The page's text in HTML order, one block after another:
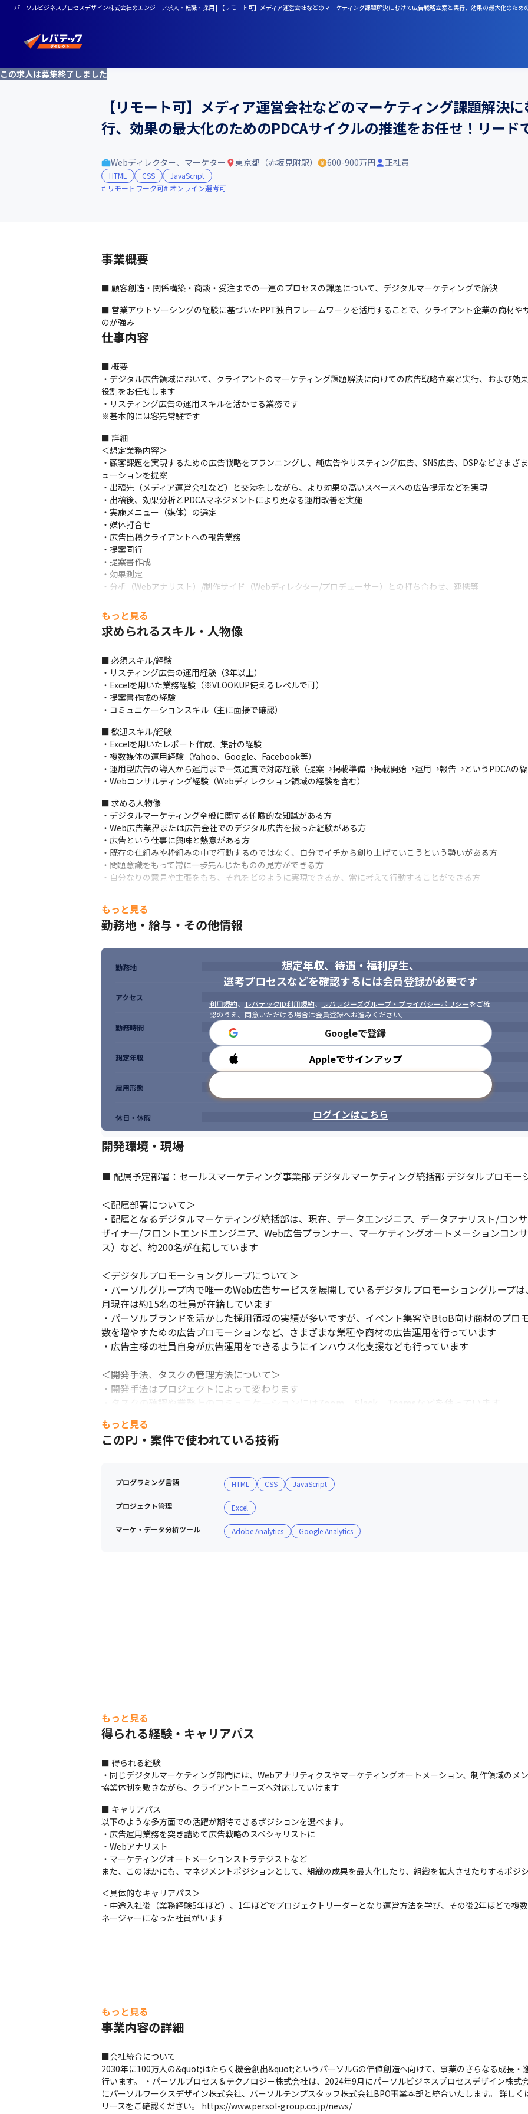
パーソルビジネスプロセスデザイン株式会社のエンジニア求人・転職・採用 | 【リモート可】メディア運営会社などのマーケティング課題解決にむけて広告戦略立案と実行、効果の最大化のた
この求人は募集終了しました
【リモート可】メディア運営会社などのマーケティング課題解決
行、効果の最大化のためのPDCAサイクルの推進をお任せ！リード
Webディレクター、マーケター 東京都（赤坂見附駅） 600-900万円 正社員
HTML CSS
JavaScript
リモートワーク可
オンライン選考可
事業概要
■ 顧客創造・関係構築・商談・受注までの一連のプロセスの課題について、デジタルマーケティングで解決
■ 営業アウトソーシングの経験に基づいたPPT独自フレームワークを活用することで、クライアント企業の商材や
のが強み
仕事内容
■ 概要
・デジタル広告領域において、クライアントのマーケティング課題解決に向けての広告戦略立案と実行、および効
役割をお任せします
・リスティング広告の運用スキルを活かせる業務です
※基本的には客先常駐です
■ 詳細
＜想定業務内容＞
・顧客課題を実現するための広告戦略をプランニングし、純広告やリスティング広告、SNS広告、DSPなどさまざ
ューションを提案
・出稿先（メディア運営会社など）と交渉をしながら、より効果の高いスペースへの広告提示などを実現
・出稿後、効果分析とPDCAマネジメントにより更なる運用改善を実施
・実施メニュー（媒体）の選定
・媒体打合せ
・広告出稿クライアントへの報告業務
・提案同行
・提案書作成
・効果測定
・分析（Webアナリスト）/制作サイド（Webディレクター/プロデューサー）との打ち合わせ、連携等
ただし、ご入社後の実際業務では、フロントでの顧客折衝をお願いする案件、オペレーション作業をお願いする案
全工程をすべて担当いただくというケースはありません。
＜詳細イメージ＞
受注前
・提案内容作成（広告実施内容のプランニング、シミュレーション作成）
・提案訪問時に営業と同行し、受注のためのサポート
受注後
・広告掲載する内容の準備（タグ発行、スケジュール決め、入稿内容作成）
・入稿作業実施
広告掲載開始後
・予算内で広告効果を最大化するための運用（入札調整、改善提案、提案内容の実装）
・広告を実施した結果をクライアントへ報告
・改善施策の提案
＜顧客層＞
・グループ内全社（BtoC事業、BtoB事業問わず）
・グループ内で既にお取引のあるお客様（業種問わず、人事や総務、経営企画等）
・ITを中心としたBtoB企業のリード獲得、イベント集客など
・それぞれの方のスキルに合わせて参画するプロジェクトを決定します
＜業務で特に関わる社員について＞
・オフサイトのプロジェクトリーダーや、プロジェクトマネージャーのもと、業務を遂行していただきます
・プロジェクトにより関わる社員は異なりますが、プロジェクトリーダーやプロジェクトマネージャーはアナリテ
です
・温和で優しい性格な社員が多く、サポートをしてもらえる環境です
■ 入社していただく方に期待していること
・「toB向けのサービスをもつクライアントにおける認知向上」については、今後セールスマーケティング事業部
く予定のため、リスティング広告/SNSを中心とした既存の媒体や手法にとどまらず、toB向けのサービス開発/認知
（動画広告等）について、知識や経験のある方に活躍していただきたいです
■ この仕事の面白み、魅力
・Web広告運用の知識を活かして、顧客（＝広告主）の事業の成功に貢献できます
・今後人数の拡大を予定している組織で組織の成長につながる業務に携われます
スキルのある社員にサポートしてもらえる環境です。
マネジメント層には温和な性格の
もっと見る
求められるスキル・人物像
■ 必須スキル/経験
・リスティング広告の運用経験（3年以上）
・Excelを用いた業務経験（※VLOOKUP使えるレベルで可）
・提案書作成の経験
・コミュニケーションスキル（主に面接で確認）
■ 歓迎スキル/経験
・Excelを用いたレポート作成、集計の経験
・複数媒体の運用経験（Yahoo、Google、Facebook等）
・運用型広告の導入から運用まで一気通貫で対応経験（提案→掲載準備→掲載開始→運用→報告→というPDCAの繰
・Webコンサルティング経験（Webディレクション領域の経験を含む）
■ 求める人物像
・デジタルマーケティング全般に関する俯瞰的な知識がある方
・Web広告業界または広告会社でのデジタル広告を扱った経験がある方
・広告という仕事に興味と熱意がある方
・既存の仕組みや枠組みの中で行動するのではなく、自分でイチから創り上げていこうという勢いがある方
・問題意識をもって常に一歩先んじたものの見方ができる方
・自分なりの意見や主張をもち、それをどのように実現できるか、常に考えて行動することができる方
もっと見る
勤務地・給与・その他情報
想定年収、待遇・福利厚生、
選考プロセスなどを確認するには会員登録が必要です
利用規約、 レバテックID利用規約、 レバレジーズグループ・プライバシーポリシーをご確
認のうえ、同意いただける場合は会員登録へお進みください。
Googleで登録
Appleでサインアップ
ログインはこちら
勤務地
アクセス
勤務時間
想定年収
雇用形態
休日・休暇
開発環境・現場
■ 配属予定部署：セールスマーケティング事業部 デジタルマーケティング統括部 デジタルプロモー
＜配属部署について＞
・配属となるデジタルマーケティング統括部は、現在、データエンジニア、データアナリスト/コン
ザイナー/フロントエンドエンジニア、Web広告プランナー、マーケティングオートメーションコン
ス）など、約200名が在籍しています
＜デジタルプロモーショングループについて＞
・パーソルグループ内で唯一のWeb広告サービスを展開しているデジタルプロモーショングループ
月現在は約15名の社員が在籍しています
・パーソルブランドを活かした採用領域の実績が多いですが、イベント集客やBtoB向け商材のプロ
数を増やすための広告プロモーションなど、さまざまな業種や商材の広告運用を行っています
・広告主様の社員自身が広告運用をできるようにインハウス化支援なども行っています
＜開発手法、タスクの管理方法について＞
・開発手法はプロジェクトによって変わります
・タスクの確認や業務上のコミュニケーションにはZoom、Slack、Teamsなどを使っています
■ 現場・社員の雰囲気
・マネジメント層には温和な性格の方が多いため、部署全体の雰囲気も柔らかいです
・客先常駐の社員が多いですがコミュニケーションは盛んで、困った時には連絡を取り合っています
※コロナ前は月に1回集まってイベント（映画を見るなど）も開催
もっと見る
このPJ・案件で使われている技術
プログラミング言語 HTML CSS JavaScript
プロジェクト管理 Excel
マーケ・データ分析ツール Adobe Analytics Google Analytics
もっと見る
得られる経験・キャリアパス
■ 得られる経験
・同じデジタルマーケティング部門には、Webアナリティクスやマーケティングオートメーション、制作領域のメ
協業体制を敷きながら、クライアントニーズへ対応していけます
■ キャリアパス
以下のような多方面での活躍が期待できるポジションを選べます。
・広告運用業務を突き詰めて広告戦略のスペシャリストに
・Webアナリスト
・マーケティングオートメーションストラテジストなど
また、このほかにも、マネジメントポジションとして、組織の成果を最大化したり、組織を拡大させたりするポジ
＜具体的なキャリアパス＞
・中途入社後（業務経験5年ほど）、1年ほどでプロジェクトリーダーとなり運営方法を学び、その後2年ほどで複
ネージャーになった社員がいます
もっと見る
事業内容の詳細
■会社統合について
2030年に100万人の&quot;はたらく機会創出&quot;というパーソルGの価値創造へ向けて、事業のさらなる成長・
行います。 ・パーソルプロセス＆テクノロジー株式会社は、2024年9月にパーソルビジネスプロセスデザイン株式
にパーソルワークスデザイン株式会社、パーソルテンプスタッフ株式会社BPO事業本部と統合いたします。 詳し
リースをご確認ください。 https://www.persol-group.co.jp/news/